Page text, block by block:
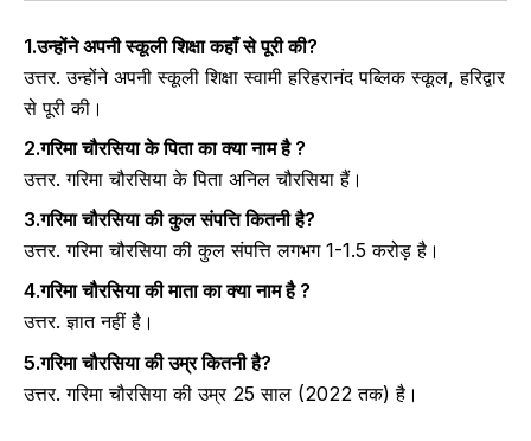
1.उन्होंने अपनी स्कूली शिक्षा कहाँ से पूरी की?
उत्तर. उन्होंने अपनी स्कूली शिक्षा स्वामी हरिहरानंद पब्लिक स्कूल, हरिद्वार
से पूरी की।
2.गरिमा चौरसिया के पिता का क्या नाम है ?
उत्तर. गरिमा चौरसिया के पिता अनिल चौरसिया हैं।
3.गरिमा चौरसिया की कुल संपत्ति कितनी है?
उत्तर. गरिमा चौरसिया की कुल संपत्ति लगभग 1-1.5 करोड़ है।
4.गरिमा चौरसिया की माता का क्या नाम है ?
उत्तर. ज्ञात नहीं है।
5.गरिमा चौरसिया की उम्र कितनी है?
उत्तर. गरिमा चौरसिया की उम्र 25 साल (2022 तक) है।